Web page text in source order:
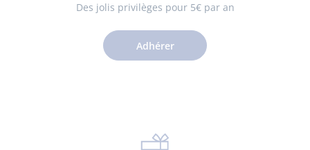
Des jolis privilèges pour 5€ par an
Adhérer